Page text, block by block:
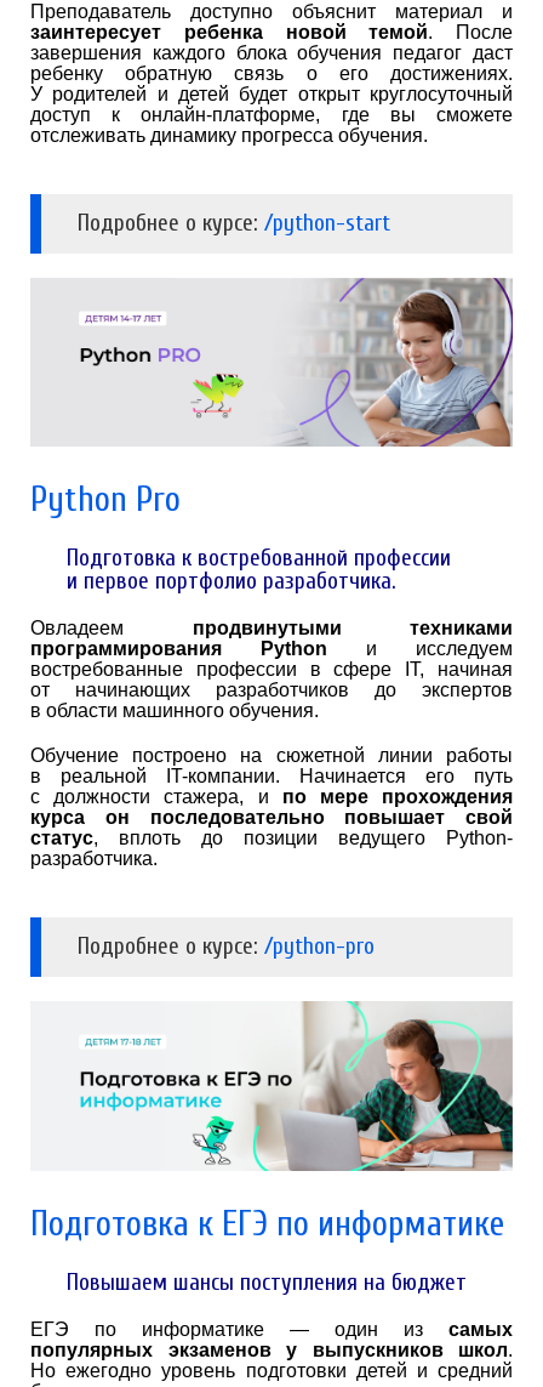
Преподаватель доступно объяснит материал и
заинтересует ребенка новой темой. После
завершения каждого блока обучения педагог даст
ребенку обратную связь о его достижениях.
У родителей и детей будет открыт круглосуточный
доступ к онлайн-платформе, где вы сможете
отслеживать динамику прогресса обучения.
Подробнее о курсе: /python-start
Python Pro
Подготовка к востребованной профессии
и первое портфолио разработчика.
Овладеем продвинутыми техниками
программирования Python и исследуем
востребованные профессии в сфере IT, начиная
от начинающих разработчиков до экспертов
в области машинного обучения.
Обучение построено на сюжетной линии работы
в реальной IT-компании. Начинается его путь
с должности стажера, и по мере прохождения
курса он последовательно повышает свой
статус, вплоть до позиции ведущего Python-
разработчика.
Подробнее о курсе: /python-pro
Подготовка к ЕГЭ по информатике
Повышаем шансы поступления на бюджет
ЕГЭ по информатике — один из самых
популярных экзаменов у выпускников школ.
Но ежегодно уровень подготовки детей и средний